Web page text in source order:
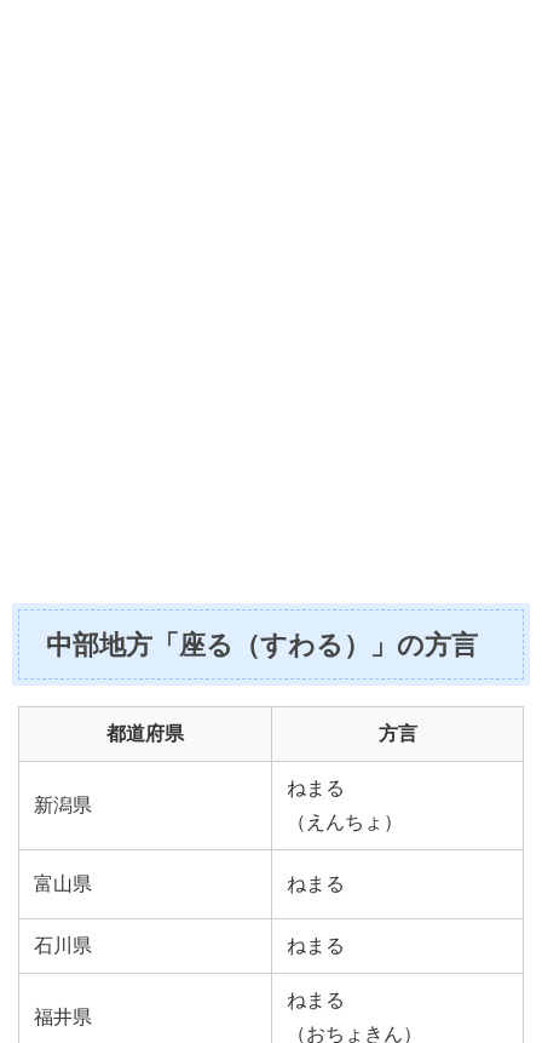
中部地方「座る（すわる）」の方言
都道府県 方言
新潟県
ねまる
（えんちょ）
富山県 ねまる
石川県 ねまる
福井県
ねまる
（おちょきん）